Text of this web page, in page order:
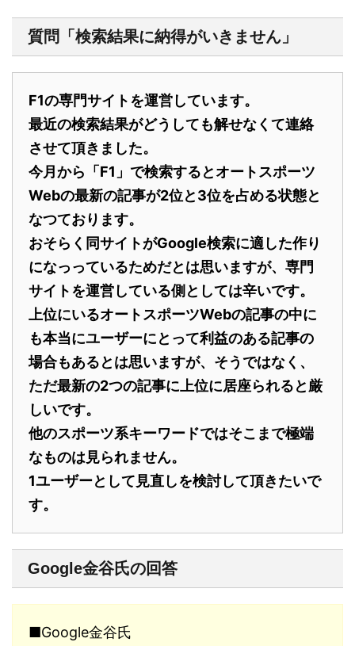
質問「検索結果に納得がいきません」
F1の専門サイトを運営しています。
最近の検索結果がどうしても解せなくて連絡
させて頂きました。
今月から「F1」で検索するとオートスポーツ
Webの最新の記事が2位と3位を占める状態と
なつております。
おそらく同サイトがGoogle検索に適した作り
になっっているためだとは思いますが、専門
サイトを運営している側としては辛いです。
上位にいるオートスポーツWebの記事の中に
も本当にユーザーにとって利益のある記事の
場合もあるとは思いますが、そうではなく、
ただ最新の2つの記事に上位に居座られると厳
しいです。
他のスポーツ系キーワードではそこまで極端
なものは見られません。
1ユーザーとして見直しを検討して頂きたいで
す。
Google金谷氏の回答
■Google金谷氏